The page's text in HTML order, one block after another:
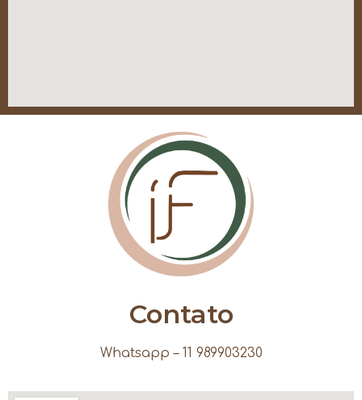
Contato
Whatsapp – 11 989903230